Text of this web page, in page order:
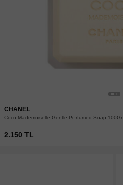
CHANEL
Coco Mademoiselle Gentle Perfumed Soap 100Gr
2.150 TL